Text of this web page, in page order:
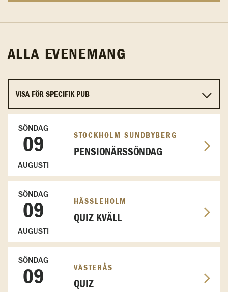
ALLA EVENEMANG
SÖNDAG
09
AUGUSTI
STOCKHOLM SUNDBYBERG
PENSIONÄRSSÖNDAG
SÖNDAG
09
AUGUSTI
HÄSSLEHOLM
QUIZ KVÄLL
SÖNDAG
09 VÄSTERÅS
QUIZ